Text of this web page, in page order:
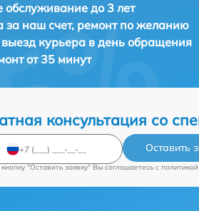
обслуживание до 3 лет
за наш счет, ремонт по желанию
курьера в день обращения
от 35 минут
консультация со
Оставить
"Оставить заявку" Вы соглашаетесь c